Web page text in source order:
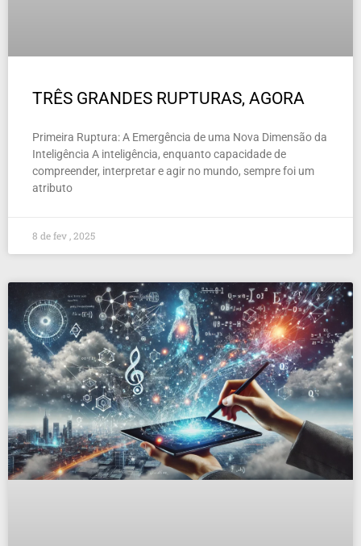
TRÊS GRANDES RUPTURAS, AGORA
Primeira Ruptura: A Emergência de uma Nova Dimensão da
Inteligência A inteligência, enquanto capacidade de
compreender, interpretar e agir no mundo, sempre foi um
atributo
8 de fev , 2025